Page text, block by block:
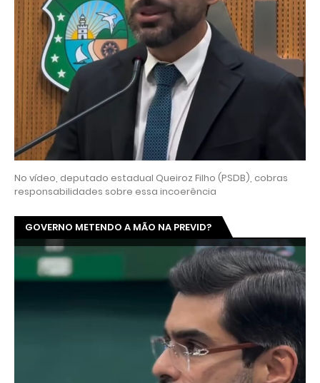
No vídeo, deputado estadual Queiroz Filho (PSDB), cobras
responsabilidades sobre essa incoerência
GOVERNO METENDO A MÃO NA PREVID?